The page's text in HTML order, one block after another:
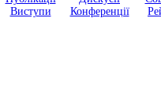
Виступи
Конференції